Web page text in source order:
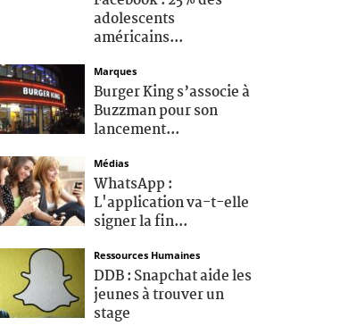
adolescents
américains...
Marques
Burger King s’associe à
Buzzman pour son
lancement...
Médias
WhatsApp :
L'application va-t-elle
signer la fin...
Ressources Humaines
DDB : Snapchat aide les
jeunes à trouver un
stage